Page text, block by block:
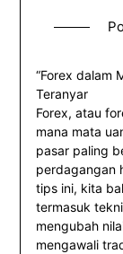
“Forex dalam
Teranyar
Forex, atau
mana mata
pasar paling
perdagangan
tips ini, kita
termasuk
mengubah
mengawali